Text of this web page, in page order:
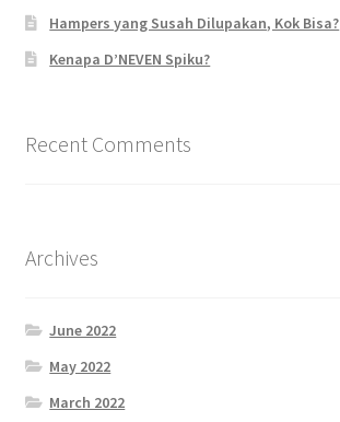
Hampers yang Susah Dilupakan, Kok Bisa?
Kenapa D’NEVEN Spiku?
Recent Comments
Archives
June 2022
May 2022
March 2022